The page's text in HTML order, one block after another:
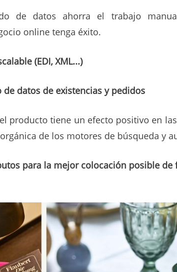
de datos ahorra el trabajo
online tenga éxito.
(EDI, XML...)
datos de existencias y pedidos
producto tiene un efecto positivo en
de los motores de búsqueda y
para la mejor colocación posible de